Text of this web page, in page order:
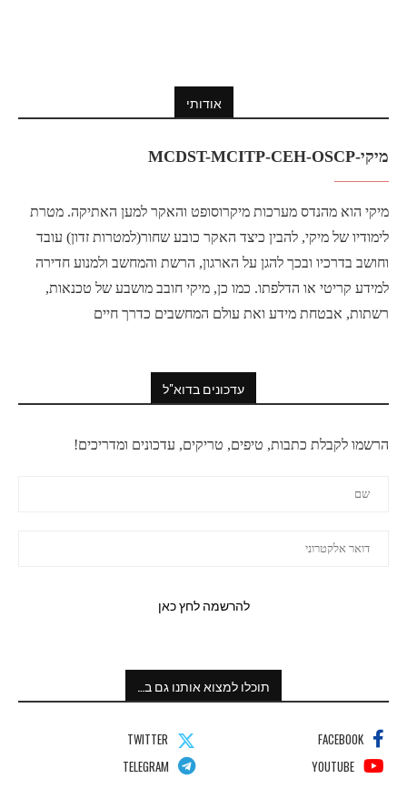
אודותי
מיקי-MCDST-MCITP-CEH-OSCP
מיקי הוא מהנדס מערכות מיקרוסופט והאקר למען האתיקה. מטרת
לימודיו של מיקי, להבין כיצד האקר כובע שחור(למטרות זדון) עובד
וחושב בדרכיו ובכך להגן על הארגון, הרשת והמחשב ולמנוע חדירה
למידע קריטי או הדלפתו. כמו כן, מיקי חובב מושבע של טכנאות,
רשתות, אבטחת מידע ואת עולם המחשבים כדרך חיים
עדכונים בדוא"ל
הרשמו לקבלת כתבות, טיפים, טריקים, עדכונים ומדריכים!
תוכלו למצוא אותנו גם ב…
FACEBOOK
TWITTER
YOUTUBE
TELEGRAM